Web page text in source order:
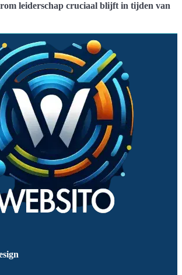
leiderschap cruciaal blijft in tijden van